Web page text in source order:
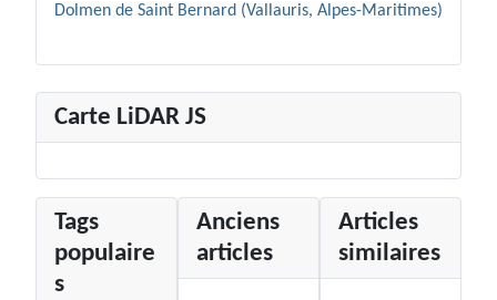
Dolmen de Saint Bernard (Vallauris, Alpes-Maritimes)
Carte LiDAR JS
Tags
populaire
s
Anciens
articles
Articles
similaires